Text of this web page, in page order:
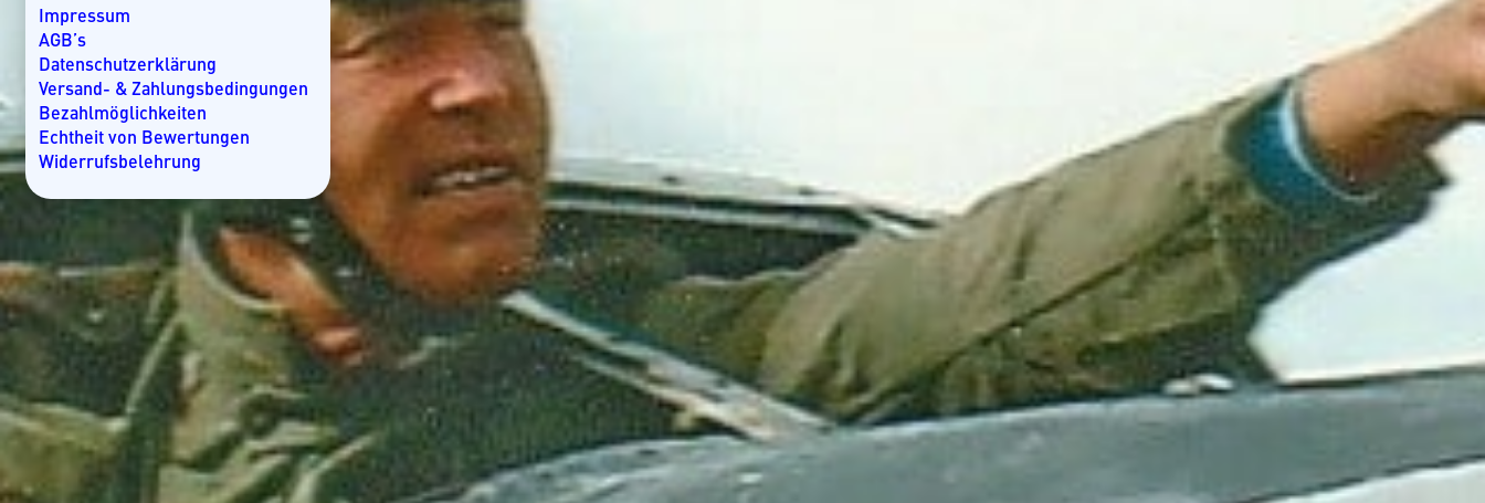
Madagaskar
Malaysia
Malediven
Mallorca
Marokko
Mauritius
Mexiko
Namibia
Nicaragua
Norwegen
Oman
Ostsee
Panama
Rangiroa
Seychellen
Slowenien
Spanien
Tansania
Impressum
AGB’s
Datenschutzerklärung
Versand- & Zahlungsbedingungen
Bezahlmöglichkeiten
Echtheit von Bewertungen
Widerrufsbelehrung